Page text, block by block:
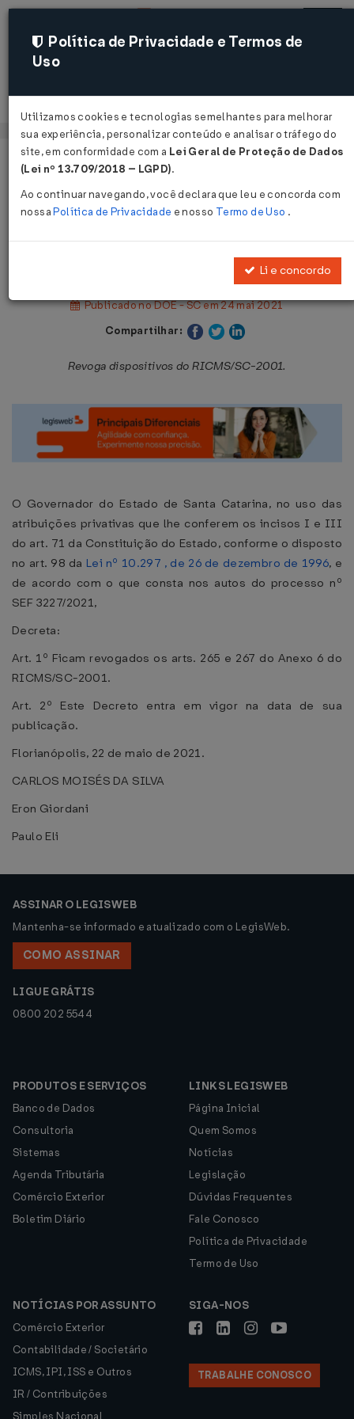
Acessar
Página Inicial
Legislações
Decreto Nº 1293 DE 22/05/2021
Publicado no DOE - SC em 24 mai 2021
Compartilhar:
Revoga dispositivos do RICMS/SC-2001.
O Governador do Estado de Santa Catarina, no uso das
atribuições privativas que lhe conferem os incisos I e III
do art. 71 da Constituição do Estado, conforme o disposto
no art. 98 da Lei nº 10.297 , de 26 de dezembro de 1996, e
de acordo com o que consta nos autos do processo nº
SEF 3227/2021,
Decreta:
Art. 1º Ficam revogados os arts. 265 e 267 do Anexo 6 do
RICMS/SC-2001.
Art. 2º Este Decreto entra em vigor na data de sua
publicação.
Florianópolis, 22 de maio de 2021.
CARLOS MOISÉS DA SILVA
Eron Giordani
Paulo Eli
ASSINAR O LEGISWEB
Mantenha-se informado e atualizado com o LegisWeb.
COMO ASSINAR
LIGUE GRÁTIS
0800 202 5544
PRODUTOS E SERVIÇOS
Banco de Dados
Consultoria
Sistemas
Agenda Tributária
Comércio Exterior
Boletim Diário
LINKS LEGISWEB
Página Inicial
Quem Somos
Notícias
Legislação
Dúvidas Frequentes
Fale Conosco
Política de Privacidade
Termo de Uso
NOTÍCIAS POR ASSUNTO
Comércio Exterior
Contabilidade / Societário
ICMS, IPI, ISS e Outros
IR / Contribuições
Simples Nacional
SIGA-NOS
TRABALHE CONOSCO
Política de Privacidade e Termos de
Uso
Utilizamos cookies e tecnologias semelhantes para melhorar
sua experiência, personalizar conteúdo e analisar o tráfego do
site, em conformidade com a Lei Geral de Proteção de Dados
(Lei nº 13.709/2018 – LGPD).
Ao continuar navegando, você declara que leu e concorda com
nossaPolítica de Privacidade e nosso Termo de Uso .
Li e concordo